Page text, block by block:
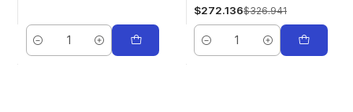
Cantidad
$272.136$326.941
Cantidad